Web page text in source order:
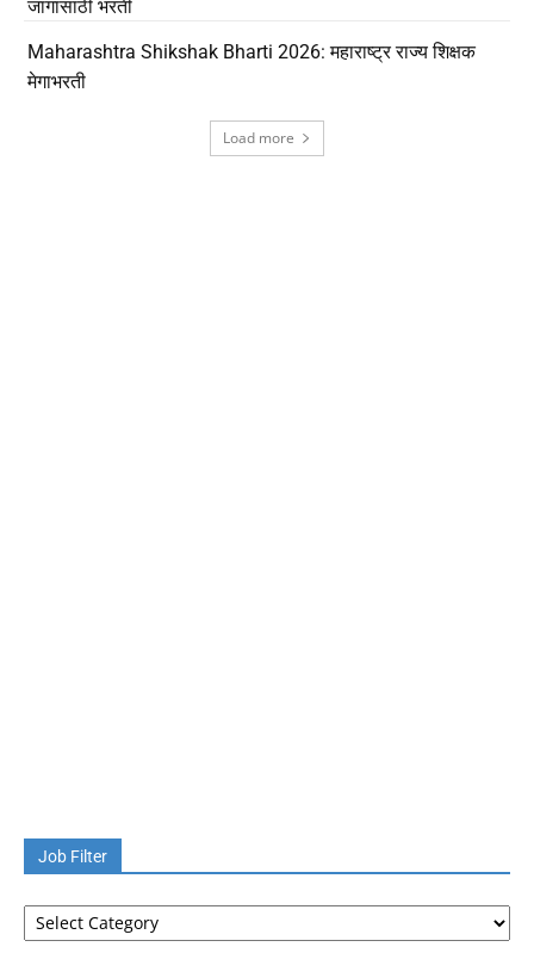
जागांसाठी भरती
Maharashtra Shikshak Bharti 2026: महाराष्ट्र राज्य शिक्षक
मेगाभरती
Load more
Job Filter
Job
Filter